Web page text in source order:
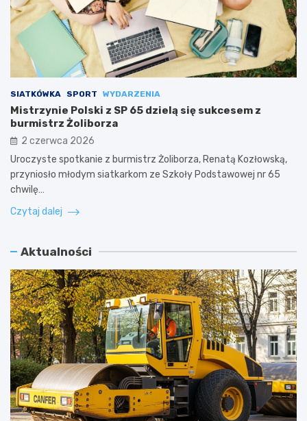
SIATKÓWKA SPORT WYDARZENIA
Mistrzynie Polski z SP 65 dzielą się sukcesem z
burmistrz Żoliborza
2 czerwca 2026
Uroczyste spotkanie z burmistrz Żoliborza, Renatą Kozłowską,
przyniosło młodym siatkarkom ze Szkoły Podstawowej nr 65
chwilę…
Czytaj dalej
Aktualności